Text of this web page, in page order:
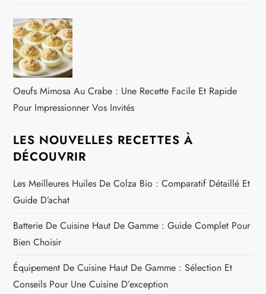
Oeufs Mimosa Au Crabe : Une Recette Facile Et Rapide
Pour Impressionner Vos Invités
LES NOUVELLES RECETTES À
DÉCOUVRIR
Les Meilleures Huiles De Colza Bio : Comparatif Détaillé Et
Guide D’achat
Batterie De Cuisine Haut De Gamme : Guide Complet Pour
Bien Choisir
Équipement De Cuisine Haut De Gamme : Sélection Et
Conseils Pour Une Cuisine D’exception